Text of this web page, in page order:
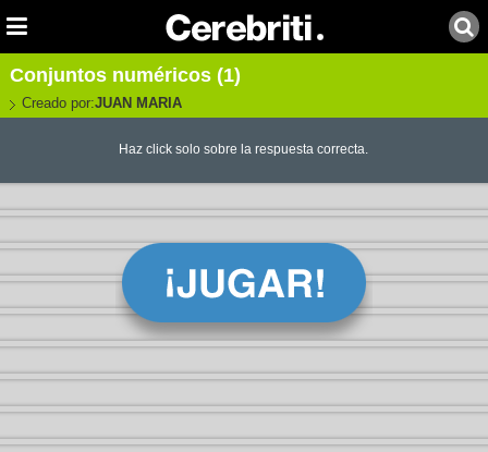
Conjuntos numéricos (1)
Creado por:JUAN MARIA
Haz click solo sobre la respuesta correcta.